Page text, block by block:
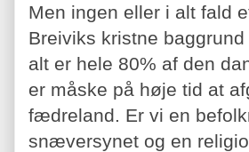
Men ingen eller i alt fald
Breiviks kristne
alt er hele 80% af den
er måske på høje tid at
fædreland. Er vi en
snæversynet og en